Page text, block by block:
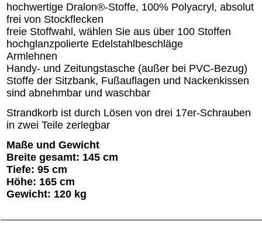
hochwertige Dralon®-Stoffe, 100% Polyacryl, absolut
frei von Stockflecken
freie Stoffwahl, wählen Sie aus über 100 Stoffen
hochglanzpolierte Edelstahlbeschläge
Armlehnen
Handy- und Zeitungstasche (außer bei PVC-Bezug)
Stoffe der Sitzbank, Fußauflagen und Nackenkissen
sind abnehmbar und waschbar
Strandkorb ist durch Lösen von drei 17er-Schrauben
in zwei Teile zerlegbar
Maße und Gewicht
Breite gesamt: 145 cm
Tiefe: 95 cm
Höhe: 165 cm
Gewicht: 120 kg